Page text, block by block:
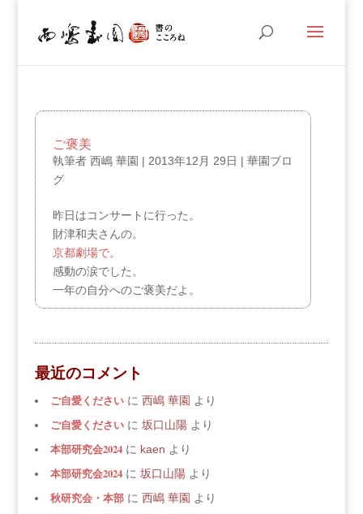
ご褒美
執筆者 西嶋 華園 | 2013年12月 29日 | 華園ブロ
グ
昨日はコンサートに行った。
財津和夫さんの。
京都劇場で。
感動の涙でした。
一年の自分へのご褒美だよ。
最近のコメント
ご自愛くださいに 西嶋 華園 より
ご自愛くださいに 坂口山陽より
本部研究会2024に kaen より
本部研究会2024に 坂口山陽より
秋研究会・本部に 西嶋 華園 より